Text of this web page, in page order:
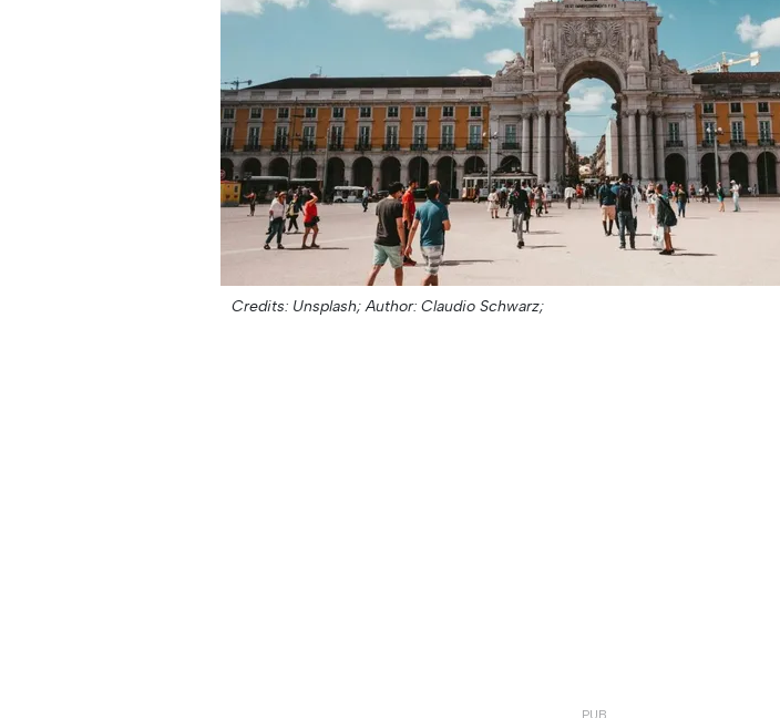
Credits: Unsplash; Author: Claudio Schwarz;